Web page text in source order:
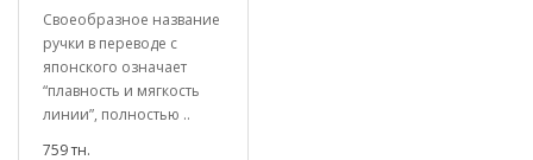
Своеобразное название
ручки в переводе с
японского означает
“плавность и мягкость
линии”, полностью ..
759 тн.